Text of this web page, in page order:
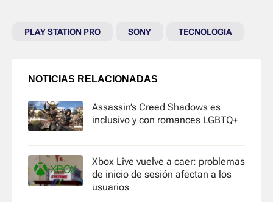
PLAY STATION PRO SONY TECNOLOGIA
NOTICIAS RELACIONADAS
Assassin’s Creed Shadows es
inclusivo y con romances LGBTQ+
Xbox Live vuelve a caer: problemas
de inicio de sesión afectan a los
usuarios